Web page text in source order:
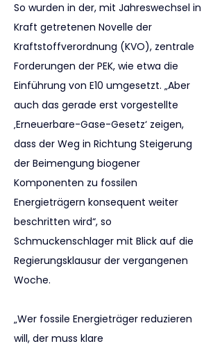
So wurden in der, mit Jahreswechsel in
Kraft getretenen Novelle der
Kraftstoffverordnung (KVO), zentrale
Forderungen der PEK, wie etwa die
Einführung von E10 umgesetzt. „Aber
auch das gerade erst vorgestellte
‚Erneuerbare-Gase-Gesetz‘ zeigen,
dass der Weg in Richtung Steigerung
der Beimengung biogener
Komponenten zu fossilen
Energieträgern konsequent weiter
beschritten wird“, so
Schmuckenschlager mit Blick auf die
Regierungsklausur der vergangenen
Woche.
„Wer fossile Energieträger reduzieren
will, der muss klare